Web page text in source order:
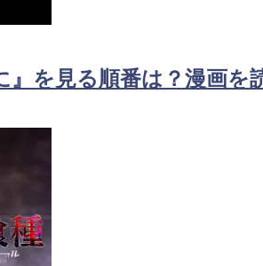
を見る順番は？漫画を